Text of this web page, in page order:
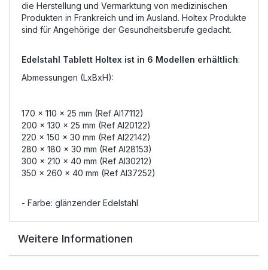
die Herstellung und Vermarktung von medizinischen
Produkten in Frankreich und im Ausland. Holtex Produkte
sind für Angehörige der Gesundheitsberufe gedacht.
Edelstahl Tablett Holtex ist in 6 Modellen erhältlich:
Abmessungen (LxBxH):
170 x 110 x 25 mm (Ref AI17112)
200 x 130 x 25 mm (Ref AI20122)
220 x 150 x 30 mm (Ref AI22142)
280 x 180 x 30 mm (Ref AI28153)
300 x 210 x 40 mm (Ref AI30212)
350 x 260 x 40 mm (Ref AI37252)
- Farbe: glänzender Edelstahl
Weitere Informationen